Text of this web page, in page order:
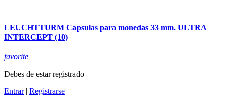
LEUCHTTURM Capsulas para monedas 33 mm. ULTRA
INTERCEPT (10)
favorite
Debes de estar registrado
Entrar| Registrarse